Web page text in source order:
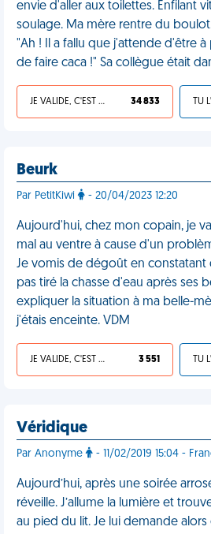
envie d'aller aux toilettes. Enfilant
soulage. Ma mère rentre du
"Ah ! Il a fallu que j'attende d'être
de faire caca !" Sa collègue était
JE VALIDE, C'EST UNE VDM 34 833
Beurk
Par PetitKiwi - 20/04/2023 12:20
Aujourd'hui, chez mon copain, je
mal au ventre à cause d'un
Je vomis de dégoût en constatant
pas tiré la chasse d'eau après ses
expliquer la situation à ma belle-
j'étais enceinte. VDM
JE VALIDE, C'EST UNE VDM 3 551
Véridique
Par Anonyme - 11/02/2019 15:04 -
Aujourd’hui, après une soirée
réveille. J’allume la lumière et
au pied du lit. Je lui demande alors